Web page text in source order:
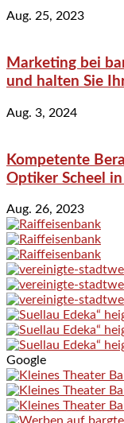
Aug. 25, 2023
Marketing bei
und halten Sie
Aug. 3, 2024
Kompetente
Optiker Scheel
Aug. 26, 2023
Google